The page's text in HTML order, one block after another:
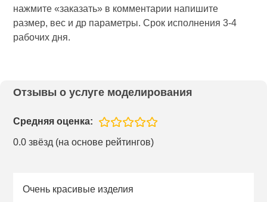
нажмите «заказать» в комментарии напишите
размер, вес и др параметры. Срок исполнения 3-4
рабочих дня.
Отзывы о услуге моделирования
Средняя оценка:
0.0 звёзд (на основе рейтингов)
Очень красивые изделия